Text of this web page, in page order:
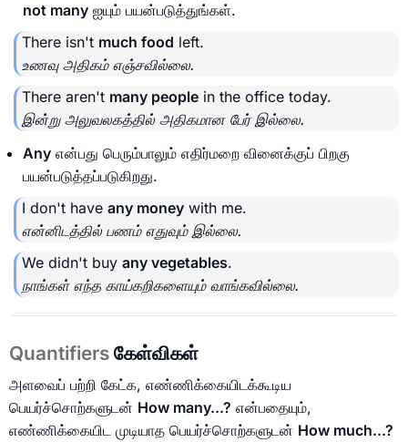
not many ஐயும் பயன்படுத்துங்கள்.
There isn't much food left.
உணவு அதிகம் எஞ்சவில்லை.
There aren't many people in the office today.
இன்று அலுவலகத்தில் அதிகமான பேர் இல்லை.
Any என்பது பெரும்பாலும் எதிர்மறை வினைக்குப் பிறகு
பயன்படுத்தப்படுகிறது.
I don't have any money with me.
என்னிடத்தில் பணம் எதுவும் இல்லை.
We didn't buy any vegetables.
நாங்கள் எந்த காய்கறிகளையும் வாங்கவில்லை.
Quantifiers கேள்விகள்
அளவைப் பற்றி கேட்க, எண்ணிக்கையிடக்கூடிய
பெயர்ச்சொற்களுடன் How many...? என்பதையும்,
எண்ணிக்கையிட முடியாத பெயர்ச்சொற்களுடன் How much...?